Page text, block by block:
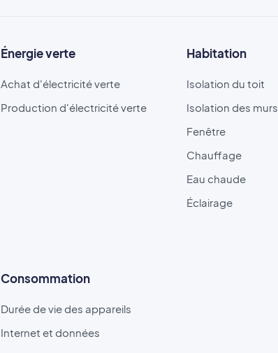
Énergie verte
Achat d'électricité verte
Production d'électricité verte
Habitation
Isolation du toit
Isolation des murs
Fenêtre
Chauffage
Eau chaude
Éclairage
Consommation
Durée de vie des appareils
Internet et données